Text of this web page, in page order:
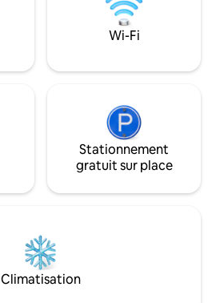
Wi-Fi
Stationnement
gratuit sur place
Climatisation